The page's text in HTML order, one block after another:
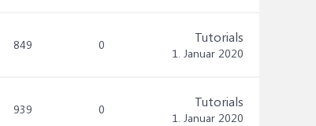
849 0 Tutorials
1. Januar 2020
939 0 Tutorials
1. Januar 2020